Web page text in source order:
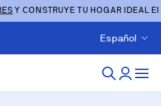
Y CONSTRUYE TU HOGAR IDEAL
Español